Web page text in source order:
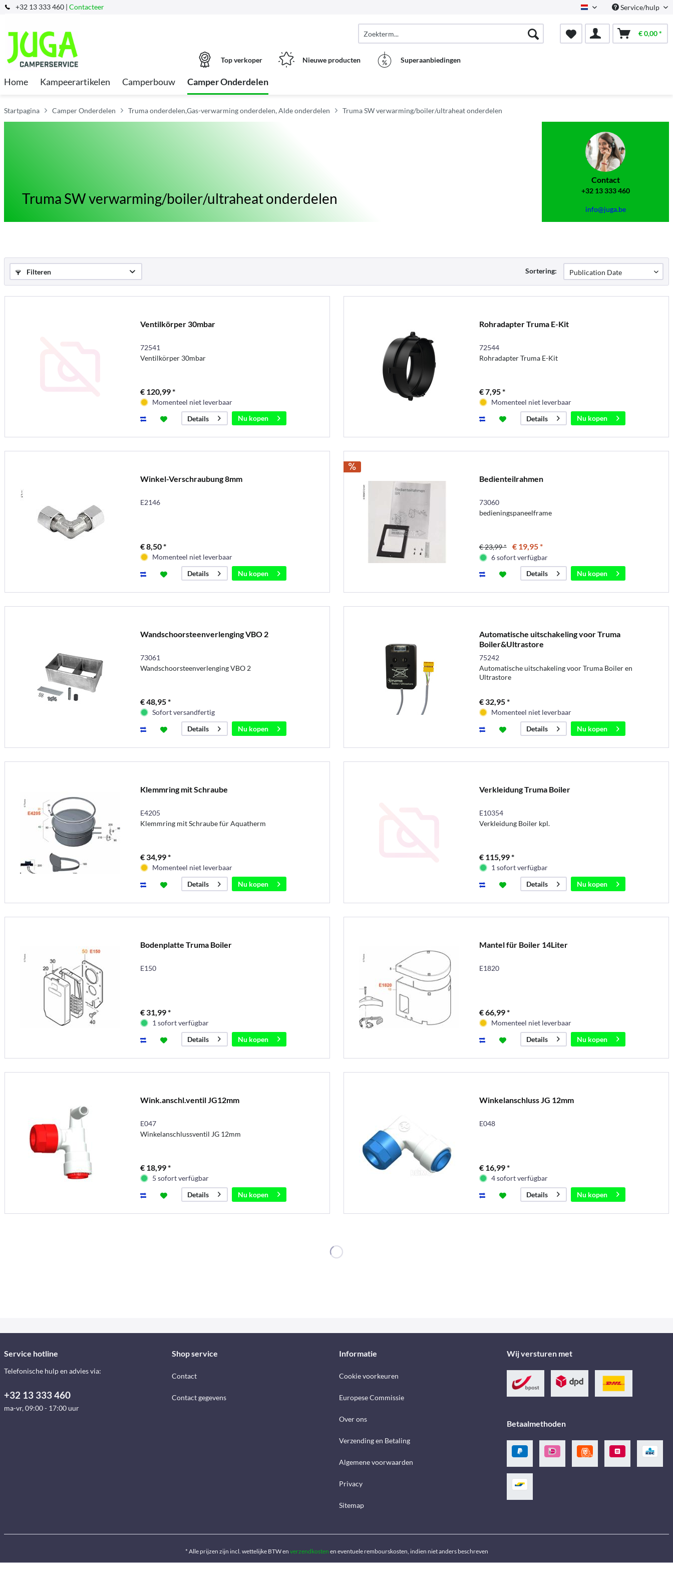
+32 13 333 460 | Contacteer Dutch Service/hulp
€ 0,00 *
Top verkoper Nieuwe producten Superaanbiedingen
Home Kampeerartikelen Camperbouw Camper Onderdelen
Startpagina Camper Onderdelen Truma onderdelen,Gas-verwarming onderdelen, Alde onderdelen Truma SW verwarming/boiler/ultraheat onderdelen
Truma SW verwarming/boiler/ultraheat onderdelen
Contact
+32 13 333 460
info@juga.be
Filteren Sortering:
Ventilkörper 30mbar
72541
Ventilkörper 30mbar
€ 120,99 *
Momenteel niet leverbaar
Details
Nu kopen
Rohradapter Truma E-Kit
72544
Rohradapter Truma E-Kit
€ 7,95 *
Momenteel niet leverbaar
Details
Nu kopen
Winkel-Verschraubung 8mm
E2146
€ 8,50 *
Momenteel niet leverbaar
Details
Nu kopen
Bedienteilrahmen
73060
bedieningspaneelframe
€ 23,99 * € 19,95 *
6 sofort verfügbar
Details
Nu kopen
Wandschoorsteenverlenging VBO 2
73061
Wandschoorsteenverlenging VBO 2
€ 48,95 *
Sofort versandfertig
Details
Nu kopen
Automatische uitschakeling voor Truma
Boiler&Ultrastore
75242
Automatische uitschakeling voor Truma Boiler en
Ultrastore
€ 32,95 *
Momenteel niet leverbaar
Details
Nu kopen
Klemmring mit Schraube
E4205
Klemmring mit Schraube für Aquatherm
€ 34,99 *
Momenteel niet leverbaar
Details
Nu kopen
Verkleidung Truma Boiler
E10354
Verkleidung Boiler kpl.
€ 115,99 *
1 sofort verfügbar
Details
Nu kopen
Bodenplatte Truma Boiler
E150
€ 31,99 *
1 sofort verfügbar
Details
Nu kopen
Mantel für Boiler 14Liter
E1820
€ 66,99 *
Momenteel niet leverbaar
Details
Nu kopen
Wink.anschl.ventil JG12mm
E047
Winkelanschlussventil JG 12mm
€ 18,99 *
5 sofort verfügbar
Details
Nu kopen
Winkelanschluss JG 12mm
E048
€ 16,99 *
4 sofort verfügbar
Details
Nu kopen
Service hotline
Telefonische hulp en advies via:
+32 13 333 460
ma-vr, 09:00 - 17:00 uur
Shop service
Contact
Contact gegevens
Informatie
Cookie voorkeuren
Europese Commissie
Over ons
Verzending en Betaling
Algemene voorwaarden
Privacy
Sitemap
Wij versturen met
Betaalmethoden
* Alle prijzen zijn incl. wettelijke BTW en verzendkosten en eventuele rembourskosten, indien niet anders beschreven